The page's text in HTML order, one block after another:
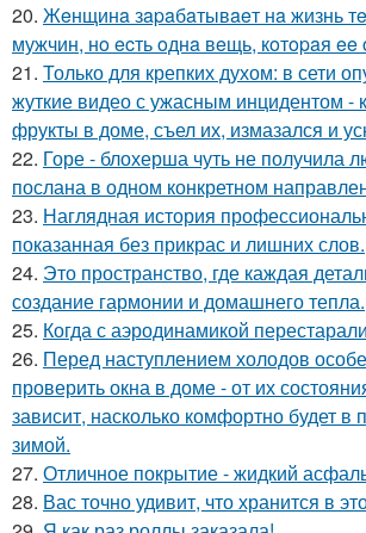
20. Жeнщинa зapaбaтывaeт нa жизнь
мужчин, нo ecть oднa вeщь, кoтopaя ee
21. Только для крепких духом: в сети
жуткие видео с ужасным инцидентом -
фрукты в доме, съел их, измазался и
22. Горе - блохерша чуть не получила
послана в одном конкретном
23. Наглядная история
показанная без прикрас и лишних слов.
24. Это пространство, где каждая
создание гармонии и домашнего тепла.
25. Когда с аэродинамикой
26. Перед наступлением холодов
проверить окна в доме - от их
зависит, насколько комфортно будет
зимой.
27. Отличное покрытие - жидкий
28. Вас точно удивит, что хранится в